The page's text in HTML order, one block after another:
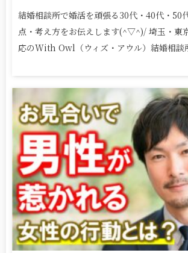
結婚相談所で婚活を頑張る30代・40代・50
点・考え方をお伝えします(^▽^)/ 埼玉・東
応のWith Owl（ウィズ・アウル）結婚相談